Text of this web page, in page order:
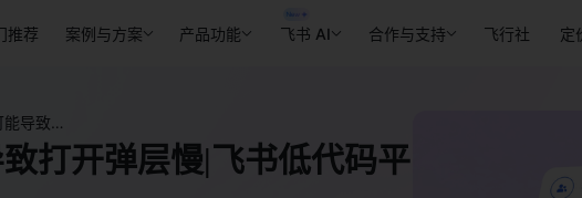
推荐 案例与方案 产品功能 飞书 AI 合作与支持 飞行社 定
等待异步任务可能导致打开弹层慢|飞书低代码平台 - 飞书官网
打开弹层慢|飞书低代码平